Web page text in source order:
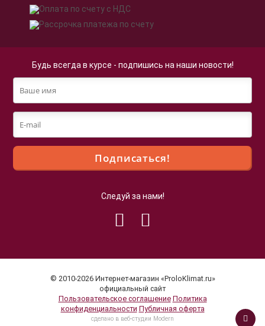
Будь всегда в курсе - подпишись на наши новости!
Следуй за нами!
© 2010-2026 Интернет-магазин «ProloKlimat.ru»
официальный сайт
Пользовательское соглашение Политика
конфиденциальности Публичная оферта
cделано в веб-студии Modern
Продолжая просмотр страниц нашего сайта, вы
Политики в отношении обработки
персональных данных.
Принимаю